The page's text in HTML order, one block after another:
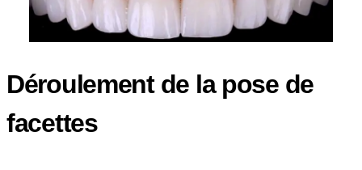
Déroulement de la pose de
facettes